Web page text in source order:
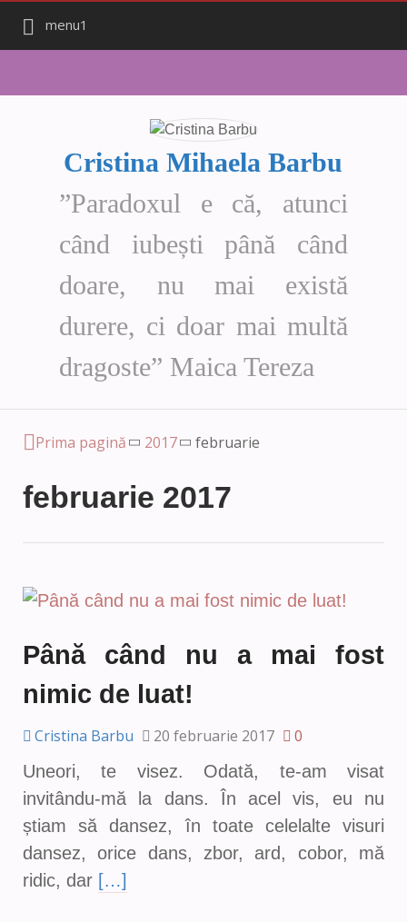
menu1
Cristina Mihaela Barbu
”Paradoxul e că, atunci
când iubești până când
doare, nu mai există
durere, ci doar mai multă
dragoste” Maica Tereza
Prima pagină 2017 februarie
februarie 2017
Până când nu a mai fost
nimic de luat!
Cristina Barbu 20 februarie 2017
0
Uneori, te visez. Odată, te-am visat
invitându-mă la dans. În acel vis, eu nu
știam să dansez, în toate celelalte visuri
dansez, orice dans, zbor, ard, cobor, mă
ridic, dar […]